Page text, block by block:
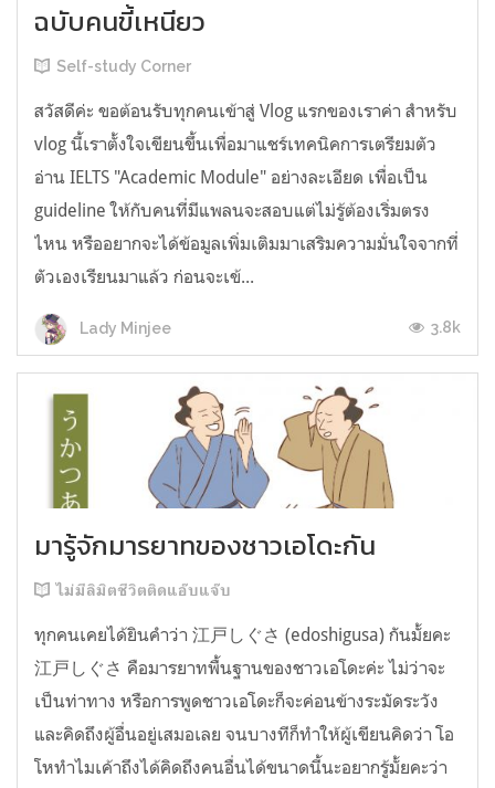
ฉบับคนขี้เหนียว
Self-study Corner
สวัสดีค่ะ ขอต้อนรับทุกคนเข้าสู่ Vlog แรกของเราค่า สำหรับ
vlog นี้เราตั้งใจเขียนขึ้นเพื่อมาแชร์เทคนิคการเตรียมตัว
อ่าน IELTS "Academic Module" อย่างละเอียด เพื่อเป็น
guideline ให้กับคนที่มีแพลนจะสอบแต่ไม่รู้ต้องเริ่มตรง
ไหน หรืออยากจะได้ข้อมูลเพิ่มเติมมาเสริมความมั่นใจจากที่
ตัวเองเรียนมาแล้ว ก่อนจะเข้...
Lady Minjee 3.8k
มารู้จักมารยาทของชาวเอโดะกัน
ไม่มีลิมิตชีวิตติดแอ๊บแจ๊บ
ทุกคนเคยได้ยินคำว่า 江戸しぐさ (edoshigusa) กันมั้ยคะ
江戸しぐさ คือมารยาทพื้นฐานของชาวเอโดะค่ะ ไม่ว่าจะ
เป็นท่าทาง หรือการพูดชาวเอโดะก็จะค่อนข้างระมัดระวัง
และคิดถึงผู้อื่นอยู่เสมอเลย จนบางทีก็ทำให้ผู้เขียนคิดว่า โอ
โหทำไมเค้าถึงได้คิดถึงคนอื่นได้ขนาดนี้นะอยากรู้มั้ยคะว่า